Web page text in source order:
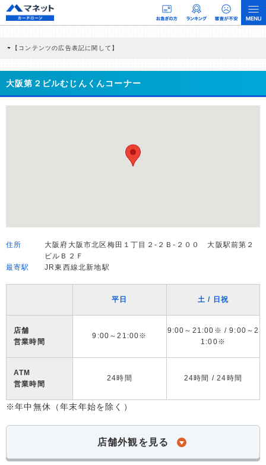
【コンテンツの広告表記に関して】
商品を根拠なくPRするものではなく、当編集部の調査／ユーザーへの口コミ収集な
どに基づき、公平性を担保した情報提供を行っています。
>提携企業一覧
大阪第２ビルむじんくんコーナー
住所
大阪府大阪市北区梅田１丁目２-２Ｂ-２００ 大阪駅前第２
ビルＢ２Ｆ
最寄駅
JR東西線北新地駅
平日 土 / 日祝
店舗
営業時間
9:00～21:00※
9:00～21:00※ / 9:00～2
1:00※
ATM
営業時間
24時間 24時間 / 24時間
※年中無休（年末年始を除く）
店舗外観を見る